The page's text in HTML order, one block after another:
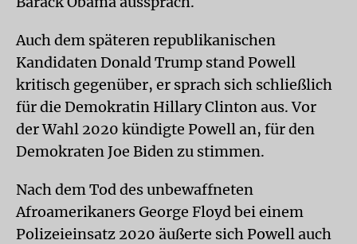
Auch dem späteren republikanischen
Kandidaten Donald Trump stand Powell
kritisch gegenüber, er sprach sich schließlich
für die Demokratin Hillary Clinton aus. Vor
der Wahl 2020 kündigte Powell an, für den
Demokraten Joe Biden zu stimmen.
Nach dem Tod des unbewaffneten
Afroamerikaners George Floyd bei einem
Polizeieinsatz 2020 äußerte sich Powell auch